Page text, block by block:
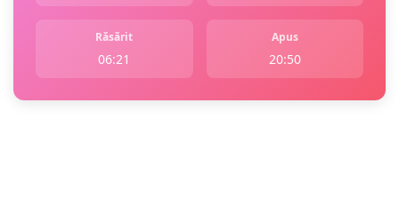
Răsărit
06:21
Apus
20:50